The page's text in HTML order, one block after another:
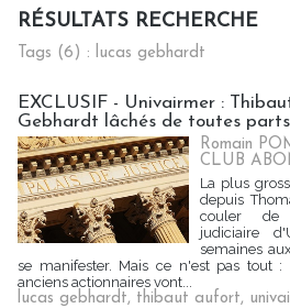
RÉSULTATS RECHERCHE
Tags (6) : lucas gebhardt
EXCLUSIF - Univairmer :
Gebhardt lâchés de toutes
Romain
CLUB
La plus
depuis
couler de
judiciaire
semaines
se manifester. Mais ce n'est pas tout :
anciens actionnaires vont...
lucas gebhardt, thibaut aufort,